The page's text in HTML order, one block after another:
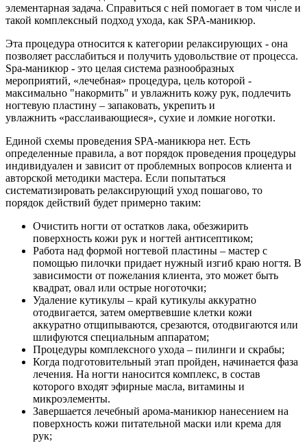
элементарная задача. Справиться с ней помогает в том числе и
такой комплексный подход ухода, как SPA-маникюр.
Эта процедура относится к категории релаксирующих - она
позволяет расслабиться и получить удовольствие от процесса.
Spa-маникюр - это целая система разнообразных
мероприятий, «лечебная» процедура, цель которой -
максимально "накормить" и увлажнить кожу рук, подлечить
ногтевую пластину – запаковать, укрепить и
увлажнить «расслаивающиеся», сухие и ломкие ноготки.
Единой схемы проведения SPA-маникюра нет. Есть
определенные правила, а вот порядок проведения процедуры
индивидуален и зависит от проблемных вопросов клиента и
авторской методики мастера. Если попытаться
систематизировать релаксирующий уход пошагово, то
порядок действий будет примерно таким:
Очистить ногти от остатков лака, обезжирить
поверхность кожи рук и ногтей антисептиком;
Работа над формой ногтевой пластины – мастер с
помощью пилочки придает нужный изгиб краю ногтя. В
зависимости от пожелания клиента, это может быть
квадрат, овал или острые ноготочки;
Удаление кутикулы – край кутикулы аккуратно
отодвигается, затем омертвевшие клетки кожи
аккуратно отщипываются, срезаются, отодвигаются или
шлифуются специальным аппаратом;
Процедуры комплексного ухода – пилинги и скрабы;
Когда подготовительный этап пройден, начинается фаза
лечения. На ногти наносится комплекс, в состав
которого входят эфирные масла, витамины и
микроэлементы.
Завершается лечебный арома-маникюр нанесением на
поверхность кожи питательной маски или крема для
рук;